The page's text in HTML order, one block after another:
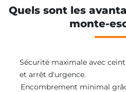
Quels sont les
monte-
Sécurité maximale avec
et arrêt d'urgence.
Encombrement minimal